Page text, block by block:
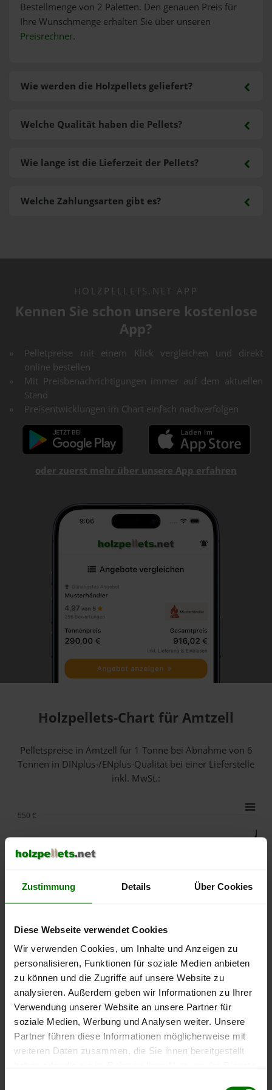
Zustimmung Details Über Cookies
Diese Webseite verwendet Cookies
Wir verwenden Cookies, um Inhalte und Anzeigen zu
personalisieren, Funktionen für soziale Medien anbieten
zu können und die Zugriffe auf unsere Website zu
analysieren. Außerdem geben wir Informationen zu Ihrer
Verwendung unserer Website an unsere Partner für
soziale Medien, Werbung und Analysen weiter. Unsere
Partner führen diese Informationen möglicherweise mit
weiteren Daten zusammen, die Sie ihnen bereitgestellt
Bestellmenge von 2 Paletten. Den genauen Preis für
Ihre Wunschmenge erhalten Sie über unseren
Preisrechner.
Wie werden die Holzpellets geliefert?
Welche Zahlungsarten gibt es?
Welche Qualität haben die Pellets?
Wie lange ist die Lieferzeit der Pellets?
HOLZPELLETS.NET APP
Kennen Sie schon unsere kostenlose
App?
Pelletpreise mit einem Klick vergleichen und direkt
online bestellen
Mit Preisbenachrichtigungen immer auf dem aktuellen
Stand
Preisentwicklungen im Chart einfach nachverfolgen
oder zuerst mehr über unsere App erfahren
Holzpellets-Chart für Amtzell
Pelletspreise in Amtzell für 1 Tonne bei Abnahmevon 6
Tonnen in DINplus-/ENplus-Qualität bei einer Lieferstelle
inkl. MwSt.:
lose Ware Sackware
September
Januar
Mai
250 €
350 €
550 €
Die aktuelle Preisentwicklung für Holzpellets in Deutschland
können Sie jederzeit auf unsererPelletspreise-Seite